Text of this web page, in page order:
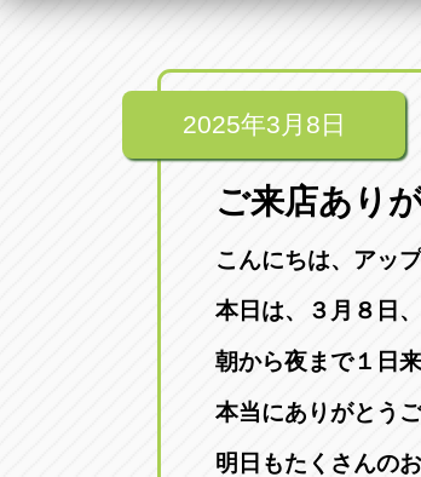
アップル一宮22号店
アップル春日井店
ア
ア
トラック市四日市店
三重県四日市市午起3丁目1番3号
2025年3月8日
ご来店あり
こんにちは、アッ
本日は、３月８日、
朝から夜まで１日
本当にありがとう
明日もたくさんの